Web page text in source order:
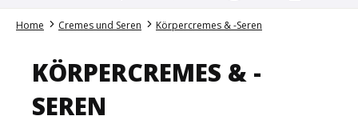
Home Cremes und Seren Körpercremes & -Seren
KÖRPERCREMES & -
SEREN